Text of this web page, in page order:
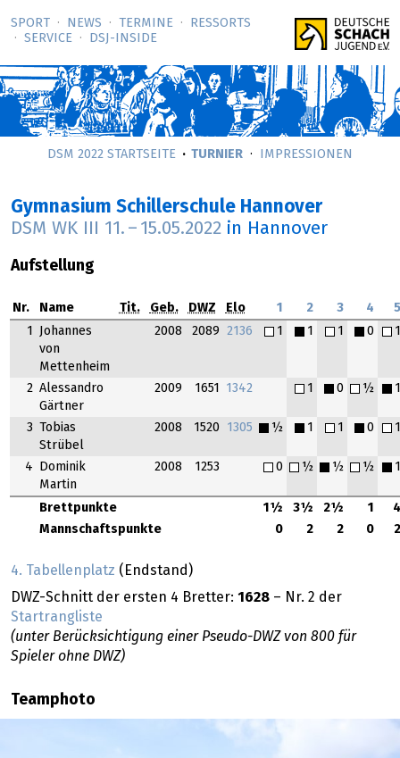
SPORT NEWS TERMINE
RESSORTS
SERVICE
DSJ-­INSIDE
DSM 2022 STARTSEITE TURNIER IMPRESSIONEN
Gymnasium Schillerschule Hannover
DSM WK III 11. – 15.05.2022 in Hannover
Aufstellung
Nr. Name Tit. Geb. DWZ Elo 1 2 3 4
Brettpunkte 1½ 3½ 2½ 1
Mannschaftspunkte
0 2 2 0
1
Johannes
von
Mettenheim
2008 2089 2136 1 1 1 0
2 Alessandro
Gärtner
2009 1651 1342 1 0 ½
3
Tobias
Strübel
2008 1520 1305 ½ 1 1 0
4
Dominik
Martin
2008 1253 0 ½ ½ ½
4. Tabellenplatz (Endstand)
DWZ-Schnitt der ersten 4 Bretter: 1628 – Nr. 2 der
Startrangliste
(unter Berücksichtigung einer Pseudo-DWZ von 800 für
Spieler ohne DWZ)
Teamphoto